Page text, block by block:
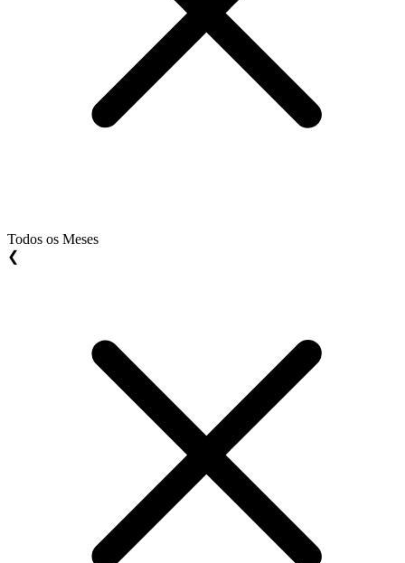
Todos os Meses
❮